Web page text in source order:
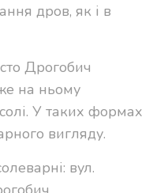
дров, як і в
Дрогобич
на ньому
У таких формах
вигляду.
вул.